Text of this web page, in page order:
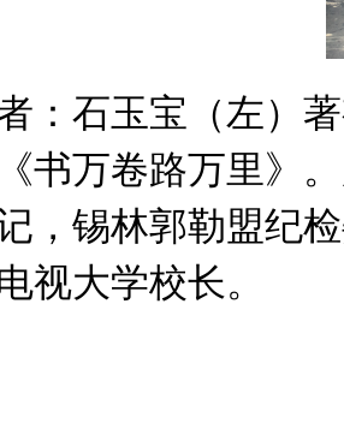
：石玉宝（左）
书万卷路万里》
，锡林郭勒盟纪
视大学校长。